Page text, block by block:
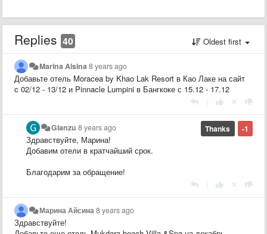
Replies 40 Oldest first
Marina Aisina8 years ago
Добавьте отель Moracea by Khao Lak Resort в Као Лаке на сайт
c 02/12 - 13/12 и Pinnacle Lumpini в Бангкоке с 15.12 - 17.12
-1
Thanks
Glanzu 8 years ago
Здравствуйте, Марина!
Добавим отели в кратчайший срок.
Благодарим за обращение!
Марина Айсина8 years ago
Здравствуйте!